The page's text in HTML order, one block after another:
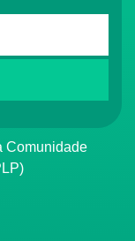
Comunidade